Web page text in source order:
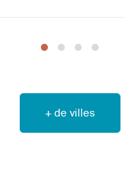
+ de villes